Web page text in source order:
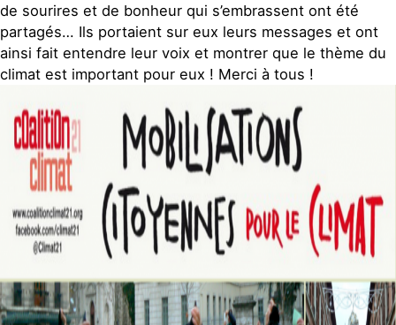
de sourires et de bonheur qui s’embrassent ont été
partagés… Ils portaient sur eux leurs messages et ont
ainsi fait entendre leur voix et montrer que le thème du
climat est important pour eux ! Merci à tous !